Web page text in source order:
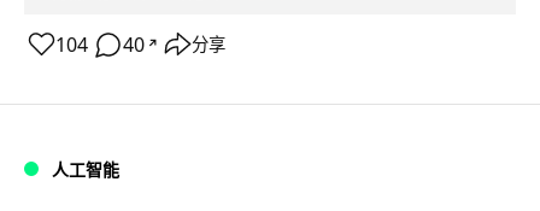
104 40 ↗ 分享
人工智能